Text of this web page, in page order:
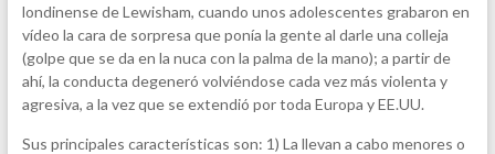
londinense de Lewisham, cuando unos adolescentes grabaron en
vídeo la cara de sorpresa que ponía la gente al darle una colleja
(golpe que se da en la nuca con la palma de la mano); a partir de
ahí, la conducta degeneró volviéndose cada vez más violenta y
agresiva, a la vez que se extendió por toda Europa y EE.UU.
Sus principales características son: 1) La llevan a cabo menores o